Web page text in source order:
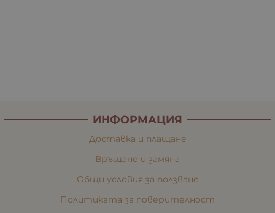
ИНФОРМАЦИЯ
Доставка и плащане
Връщане и замяна
Общи условия за ползване
Политиката за поверителност